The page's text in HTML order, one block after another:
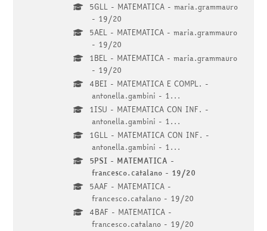
5GLL - MATEMATICA - maria.grammauro
- 19/20
5AEL - MATEMATICA - maria.grammauro
- 19/20
1BEL - MATEMATICA - maria.grammauro
- 19/20
4BEI - MATEMATICA E COMPL. -
antonella.gambini - 1...
1ISU - MATEMATICA CON INF. -
antonella.gambini - 1...
1GLL - MATEMATICA CON INF. -
antonella.gambini - 1...
5PSI - MATEMATICA -
francesco.catalano - 19/20
5AAF - MATEMATICA -
francesco.catalano - 19/20
4BAF - MATEMATICA -
francesco.catalano - 19/20